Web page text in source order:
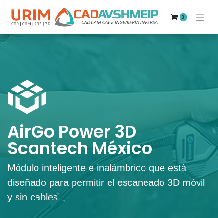
0
AirGo Power 3D
Scantech México
Módulo inteligente e inalámbrico que está
diseñado para permitir el escaneado 3D móvil
y sin cables.